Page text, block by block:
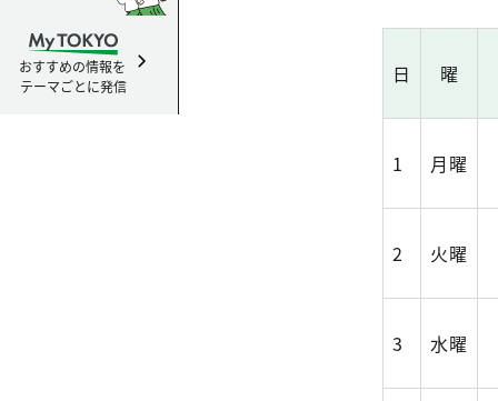
おすすめの情報を
テーマごとに発信
日 曜
1 月曜
2 火曜
3 水曜